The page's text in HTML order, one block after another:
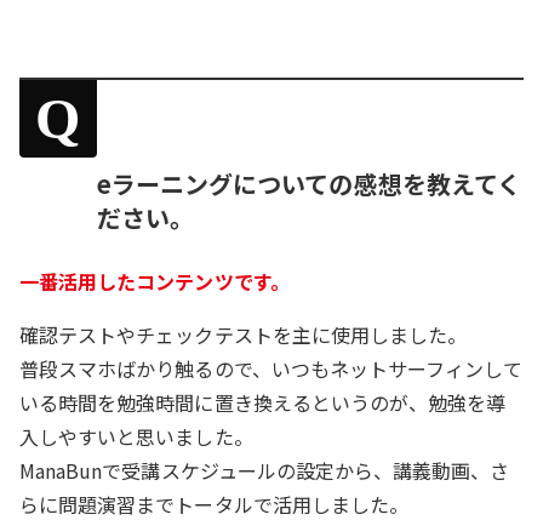
Q
eラーニングについての感想を教えてく
ださい。
一番活用したコンテンツです。
確認テストやチェックテストを主に使用しました。
普段スマホばかり触るので、いつもネットサーフィンして
いる時間を勉強時間に置き換えるというのが、勉強を導
入しやすいと思いました。
ManaBunで受講スケジュールの設定から、講義動画、さ
らに問題演習までトータルで活用しました。